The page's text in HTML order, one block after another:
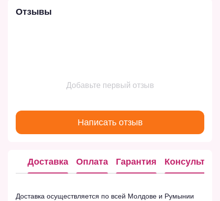
Отзывы
Добавьте первый отзыв
Написать отзыв
Доставка Оплата Гарантия
Доставка осуществляется по всей Молдове и Румынии